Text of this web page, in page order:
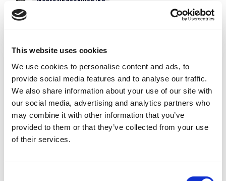
This website uses cookies
We use cookies to personalise content and ads, to
provide social media features and to analyse our traffic.
We also share information about your use of our site with
our social media, advertising and analytics partners who
may combine it with other information that you’ve
provided to them or that they’ve collected from your use
of their services.
PDF
MA1001 Belastningstabell
PDF Monteringsanvisning
MA1004 (EN) Footplate
PDF Monteringsanvisning